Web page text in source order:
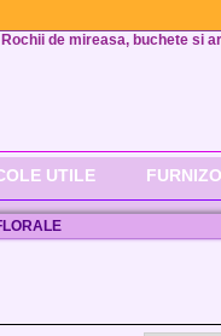
Rochii de mireasa, buchete si
UTILE